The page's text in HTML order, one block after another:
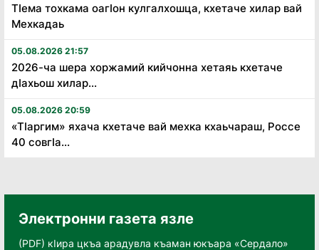
Тӏема тохкама оагӏон кулгалхошца, кхетаче хилар вай
Мехкадаь
05.08.2026 21:57
2026-ча шера хоржамий кийчонна хетаяь кхетаче
дӏахьош хилар...
05.08.2026 20:59
«Тӏаргим» яхача кхетаче вай мехка кхаьчараш, Россе
40 совгӏа...
Электронни газета язле
(PDF) кӀира цкъа арадувла къаман юкъара «Сердало»